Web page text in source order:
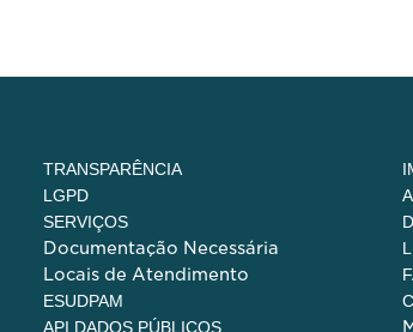
TRANSPARÊNCIA
LGPD
SERVIÇOS
Documentação Necessária
Locais de Atendimento
ESUDPAM
API DADOS PÚBLICOS